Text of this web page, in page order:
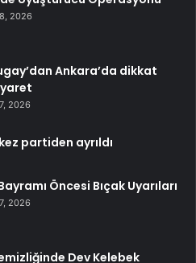
2026
Ankara’da dikkat
2026
partiden ayrıldı
Öncesi Bıçak Uyarıları
2026
Dev Kelebek